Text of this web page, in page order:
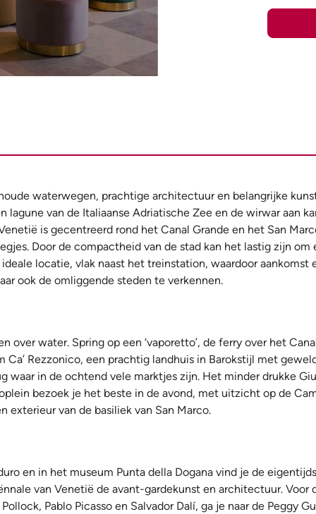
waterwegen, prachtige architectuur en belangrijke
lagune van de Italiaanse Adriatische Zee en de wirwar aan
is gecentreerd rond het Canal Grande en het San
Door de compactheid van de stad kan het lastig zijn
locatie, vlak naast het treinstation, waardoor aankomst
ook de omliggende steden te verkennen.
water. Spring op een ‘vaporetto’, de ferry over het
Rezzonico, een prachtig landhuis in Barokstijl met
waar in de ochtend vele marktjes zijn. Het minder drukke
bezoek je het beste in de avond, met uitzicht op de
exterieur van de basiliek van San Marco.
en in het museum Punta della Dogana vind je de
van Venetië de avant-gardekunst en architectuur. Voor
Pablo Picasso en Salvador Dalí, ga je naar de Peggy